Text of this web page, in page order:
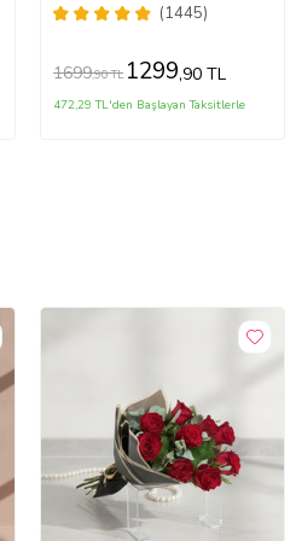
(1445)
1699,90 TL 1299,90 TL
472,29 TL'den Başlayan Taksitlerle